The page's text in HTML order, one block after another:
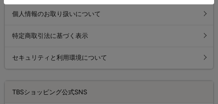
個人情報のお取り扱いについて
特定商取引法に基づく表示
セキュリティと利用環境について
TBSショッピング公式SNS